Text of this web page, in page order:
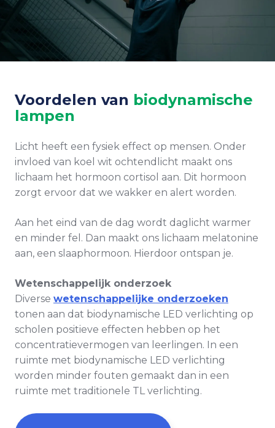
Voordelen van biodynamische
lampen
Licht heeft een fysiek effect op mensen. Onder
invloed van koel wit ochtendlicht maakt ons
lichaam het hormoon cortisol aan. Dit hormoon
zorgt ervoor dat we wakker en alert worden.
Aan het eind van de dag wordt daglicht warmer
en minder fel. Dan maakt ons lichaam melatonine
aan, een slaaphormoon. Hierdoor ontspan je.
Wetenschappelijk onderzoek
Diverse wetenschappelijke onderzoeken
tonen aan dat biodynamische LED verlichting op
scholen positieve effecten hebben op het
concentratievermogen van leerlingen. In een
ruimte met biodynamische LED verlichting
worden minder fouten gemaakt dan in een
ruimte met traditionele TL verlichting.